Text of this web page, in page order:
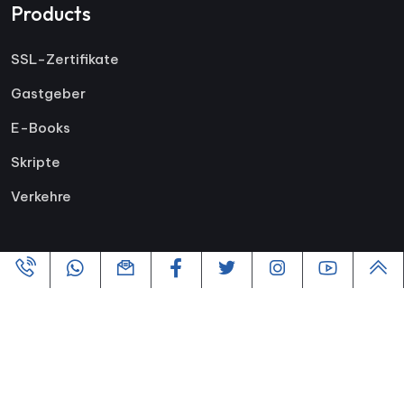
Products
SSL-Zertifikate
Gastgeber
E-Books
Skripte
Verkehre